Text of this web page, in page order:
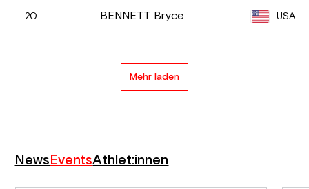
20 BENNETT Bryce USA
Mehr laden
NewsEventsAthlet:innen